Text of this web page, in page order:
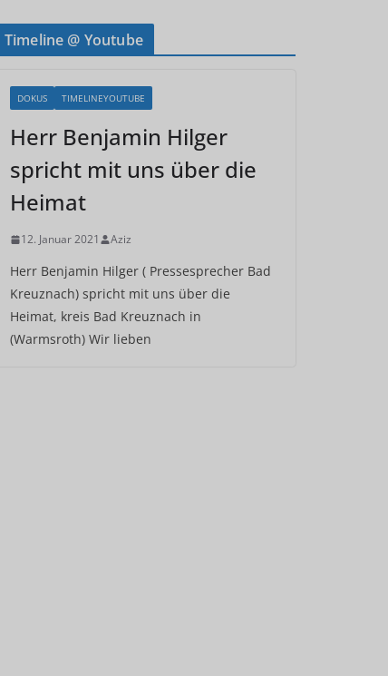
Timeline @ Youtube
DOKUS TIMELINEYOUTUBE
Herr Benjamin Hilger
spricht mit uns über die
Heimat
12. Januar 2021 Aziz
Herr Benjamin Hilger ( Pressesprecher Bad
Kreuznach) spricht mit uns über die
Heimat, kreis Bad Kreuznach in
(Warmsroth) Wir lieben